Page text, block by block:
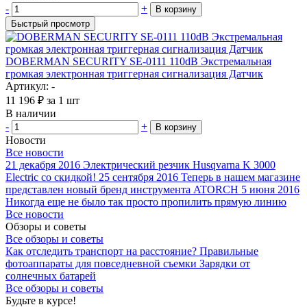
-
+
В корзину
Быстрый просмотр
DOBERMAN SECURITY SE-0111 110dB Экстремальная
громкая электронная триггерная сигнализация Датчик
Артикул: -
11 196 ₽ за 1 шт
В наличии
-
+ В корзину
Новости
Все новости
21 декабря 2016 Электрический резчик Husqvarna K 3000
Electric со скидкой! 25 сентября 2016 Теперь в нашем магазине
представлен новый бренд инструмента ATORCH 5 июня 2016
Никогда еще не было так просто пропилить прямую линию
Все новости
Обзоры и советы
Все обзоры и советы
Как отследить транспорт на расстояние? Правильные
фотоаппараты для повседневной съемки Зарядки от
солнечных батарей
Все обзоры и советы
Будьте в курсе!